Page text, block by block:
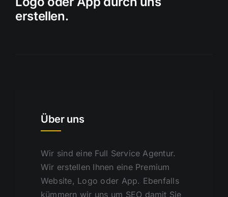
erstellen.
Über uns
Wir sind eine Full Service Agentur.
Wir erstellen Ihnen eine Premium
Website, Logo oder App. Ebenfalls
kümmern wir uns um SEO damit Sie